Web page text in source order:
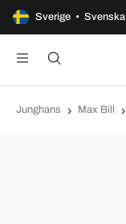
Sverige • Svenska
100 dagars öppet köp
Junghans Max Bill